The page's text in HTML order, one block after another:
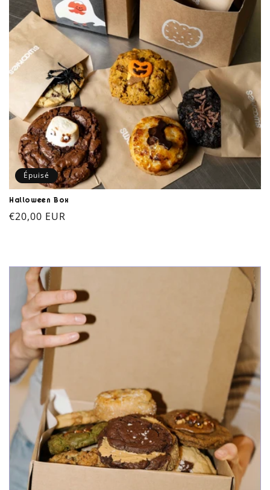
Épuisé
Halloween Box
Prix
€20,00 EUR